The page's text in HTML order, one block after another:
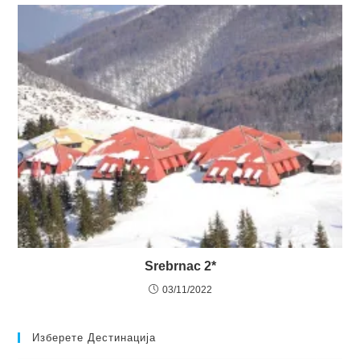
Srebrnac 2*
03/11/2022
Изберете Дестинација